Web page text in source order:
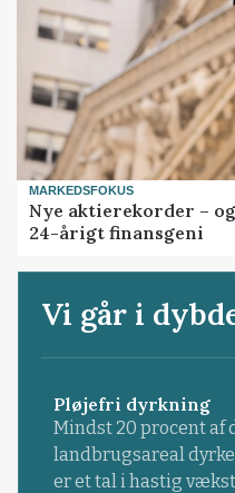
MARKEDSFOKUS
Nye aktierekorder –
24-årigt finansgeni
Vi går i
Pløjefri dyrkning
Mindst 20 procent af
landbrugsareal
er et tal i hastig